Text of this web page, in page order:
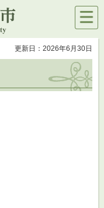
メニ
ュー
更新日：2026年6月30日